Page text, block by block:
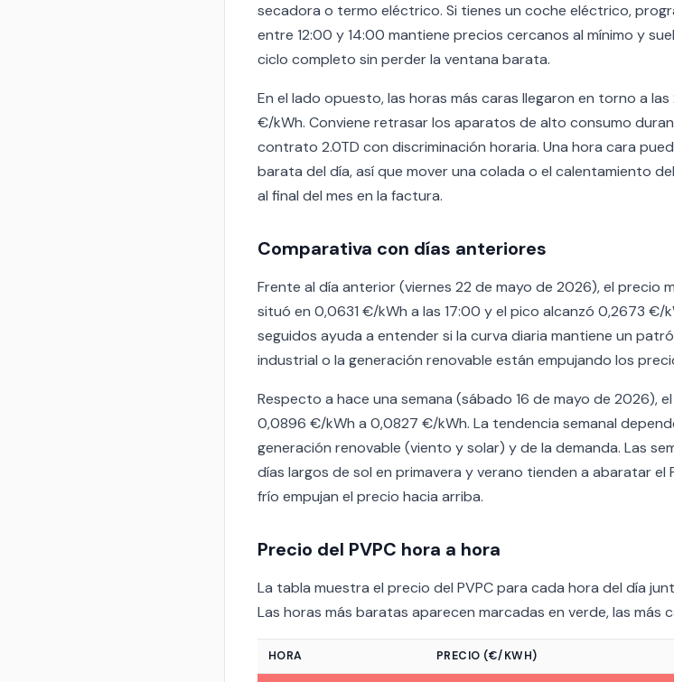
secadora o termo eléctrico. Si tienes un coche eléctrico,
entre 12:00 y 14:00 mantiene precios cercanos al mínimo y
ciclo completo sin perder la ventana barata.
En el lado opuesto, las horas más caras llegaron en torno a
€/kWh. Conviene retrasar los aparatos de alto consumo
contrato 2.0TD con discriminación horaria. Una hora cara
barata del día, así que mover una colada o el calentamiento
al final del mes en la factura.
Comparativa con días anteriores
Frente al día anterior (viernes 22 de mayo de 2026), el precio
situó en 0,0631 €/kWh a las 17:00 y el pico alcanzó 0,2673 €/
seguidos ayuda a entender si la curva diaria mantiene un
industrial o la generación renovable están empujando los
Respecto a hace una semana (sábado 16 de mayo de 2026),
0,0896 €/kWh a 0,0827 €/kWh. La tendencia semanal
generación renovable (viento y solar) y de la demanda. Las
días largos de sol en primavera y verano tienden a abaratar el
frío empujan el precio hacia arriba.
Precio del PVPC hora a hora
La tabla muestra el precio del PVPC para cada hora del día
Las horas más baratas aparecen marcadas en verde, las más
HORA PRECIO (€/KWH)